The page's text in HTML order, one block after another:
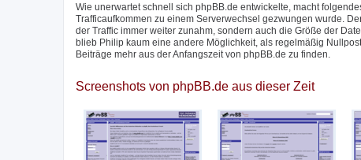
Wie unerwartet schnell sich phpBB.de entwickelte, macht
Trafficaufkommen zu einem Serverwechsel gezwungen wurde.
der Traffic immer weiter zunahm, sondern auch die Größe der
blieb Philip kaum eine andere Möglichkeit, als regelmäßig
Beiträge mehr aus der Anfangszeit von phpBB.de zu finden.
Screenshots von phpBB.de aus dieser Zeit